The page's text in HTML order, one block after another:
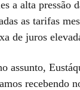
a alta pressão
as tarifas
de juros
assunto,
recebendo